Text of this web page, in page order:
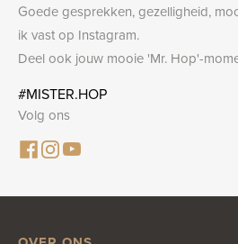
Goede gesprekken, gezelligheid,
ik vast op Instagram.
Deel ook jouw mooie 'Mr. Hop'-
#MISTER.HOP
Volg ons